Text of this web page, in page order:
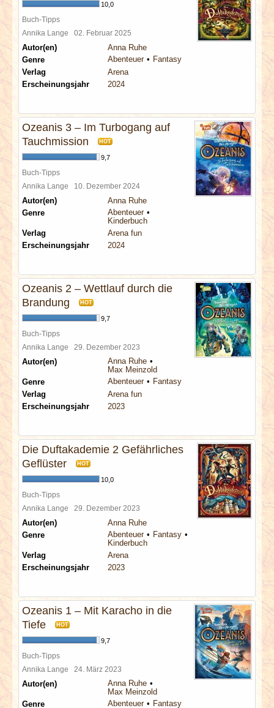
10,0
Buch-Tipps
Annika Lange 02. Februar 2025
Autor(en)
Anna Ruhe
Genre
Abenteuer
Fantasy
Verlag
Arena
Erscheinungsjahr
2024
Ozeanis 3 – Im Turbogang auf
Tauchmission
HOT
9,7
Buch-Tipps
Annika Lange 10. Dezember 2024
Autor(en)
Anna Ruhe
Genre
Abenteuer
Kinderbuch
Verlag
Arena fun
Erscheinungsjahr
2024
Ozeanis 2 – Wettlauf durch die
Brandung
HOT
9,7
Buch-Tipps
Annika Lange 29. Dezember 2023
Autor(en)
Anna Ruhe
Max Meinzold
Genre
Abenteuer
Fantasy
Verlag
Arena fun
Erscheinungsjahr
2023
Die Duftakademie 2 Gefährliches
Geflüster
HOT
10,0
Buch-Tipps
Annika Lange 29. Dezember 2023
Autor(en)
Anna Ruhe
Genre
Abenteuer
Fantasy
Kinderbuch
Verlag
Arena
Erscheinungsjahr
2023
Ozeanis 1 – Mit Karacho in die
Tiefe
HOT
9,7
Buch-Tipps
Annika Lange 24. März 2023
Autor(en)
Anna Ruhe
Max Meinzold
Genre
Abenteuer Fantasy